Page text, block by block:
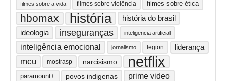
filmes sobre a vida filmes sobre violência filmes sobre ética
hbomax história história do brasil
ideologia inseguranças inteligencia artificial
inteligência emocional jornalismo legion liderança
mcu mostrasp narcisismo netflix
paramount+ povos indigenas prime video